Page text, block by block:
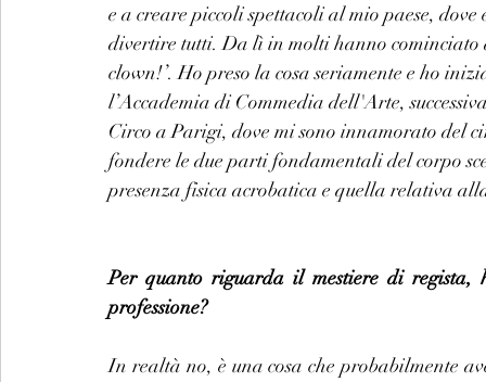
e a creare piccoli spettacoli al mio paese,
divertire tutti. Da lì in molti hanno
clown!’. Ho preso la cosa seriamente e ho
l’Accademia di Commedia dell'Arte,
Circo a Parigi, dove mi sono innamorato del
fondere le due parti fondamentali del corpo
presenza fisica acrobatica e quella relativa
Per quanto riguarda il mestiere di
professione?
In realtà no, è una cosa che probabilmente